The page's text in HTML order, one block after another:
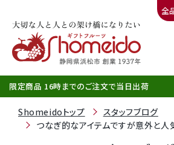
全
限定商品 16時までのご注文で当日出荷
Shomeidoトップ
スタッフブログ
つなぎ的なアイテムですが意外と人